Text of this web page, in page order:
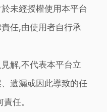
未經授權使用本平台
任,由使用者自行承
解,不代表本平台立
遺漏或因此導致的任
任。